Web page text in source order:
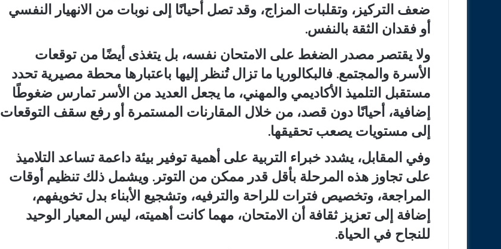
ضعف التركيز، وتقلبات المزاج، وقد تصل أحيانًا إلى نوبات من الانهيار النفسي
أو فقدان الثقة بالنفس.
ولا يقتصر مصدر الضغط على الامتحان نفسه، بل يتغذى أيضًا من توقعات
الأسرة والمجتمع. فالبكالوريا ما تزال تُنظر إليها باعتبارها محطة مصيرية تحدد
مستقبل التلميذ الأكاديمي والمهني، ما يجعل العديد من الأسر تمارس ضغوطًا
إضافية، أحيانًا دون قصد، من خلال المقارنات المستمرة أو رفع سقف التوقعات
إلى مستويات يصعب تحقيقها.
وفي المقابل، يشدد خبراء التربية على أهمية توفير بيئة داعمة تساعد التلاميذ
على تجاوز هذه المرحلة بأقل قدر ممكن من التوتر. ويشمل ذلك تنظيم أوقات
المراجعة، وتخصيص فترات للراحة والترفيه، وتشجيع الأبناء بدل تخويفهم،
إضافة إلى تعزيز ثقافة أن الامتحان، مهما كانت أهميته، ليس المعيار الوحيد
للنجاح في الحياة.